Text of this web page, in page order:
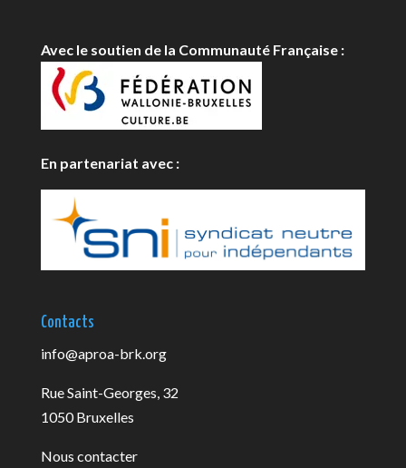
Avec le soutien de la Communauté Française :
En partenariat avec :
Contacts
info@aproa-brk.org
Rue Saint-Georges, 32
1050 Bruxelles
Nous contacter